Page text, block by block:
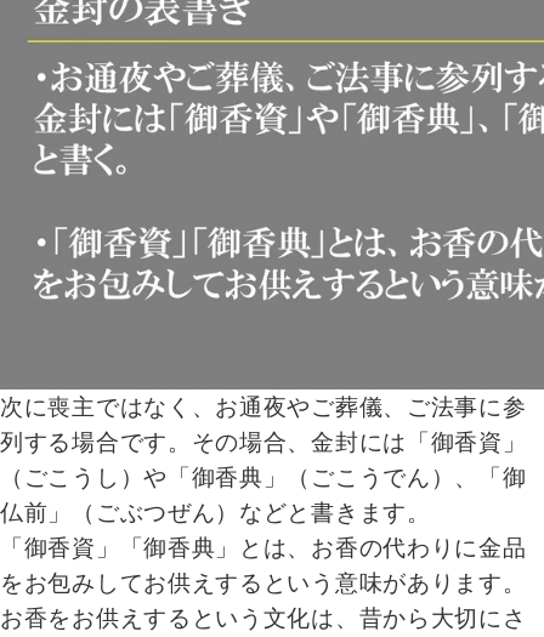
次に喪主ではなく、お通夜やご葬儀、ご法事に参
列する場合です。その場合、金封には「御香資」
（ごこうし）や「御香典」（ごこうでん）、「御
仏前」（ごぶつぜん）などと書きます。
「御香資」「御香典」とは、お香の代わりに金品
をお包みしてお供えするという意味があります。
お香をお供えするという文化は、昔から大切にさ